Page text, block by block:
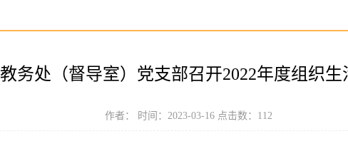
教务处（督导室）党支部召开2022年度组织生
作者： 时间：2023-03-16 点击数： 112